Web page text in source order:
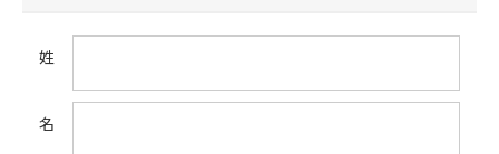
姓
名